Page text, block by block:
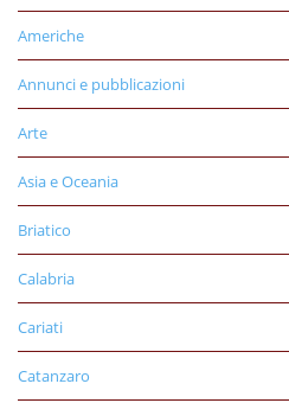
Americhe
Annunci e pubblicazioni
Arte
Asia e Oceania
Briatico
Calabria
Cariati
Catanzaro